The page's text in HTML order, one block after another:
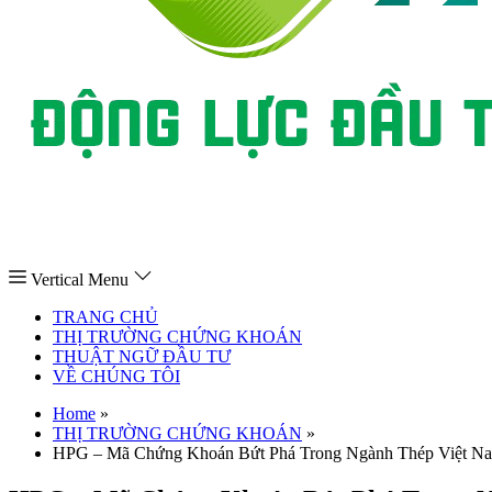
Vertical Menu
TRANG CHỦ
THỊ TRƯỜNG CHỨNG KHOÁN
THUẬT NGỮ ĐẦU TƯ
VỀ CHÚNG TÔI
Home »
THỊ TRƯỜNG CHỨNG KHOÁN »
HPG – Mã Chứng Khoán Bứt Phá Trong Ngành Thép Việt